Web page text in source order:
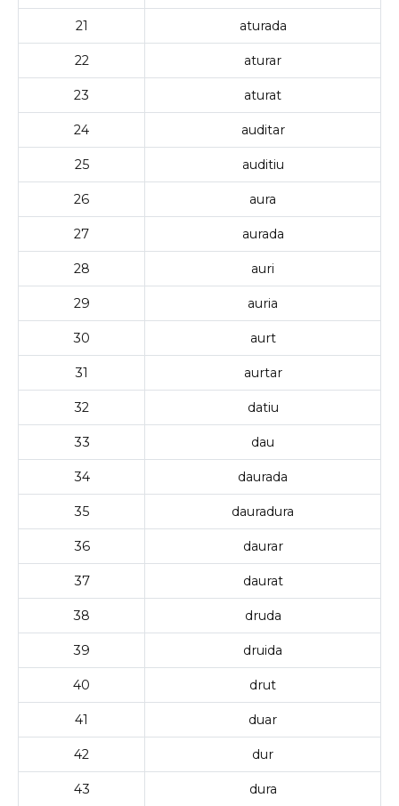
21 aturada
22 aturar
23 aturat
24 auditar
25 auditiu
26 aura
27 aurada
28 auri
29 auria
30 aurt
31 aurtar
32 datiu
33 dau
34 daurada
35 dauradura
36 daurar
37 daurat
38 druda
39 druida
40 drut
41 duar
42 dur
43 dura